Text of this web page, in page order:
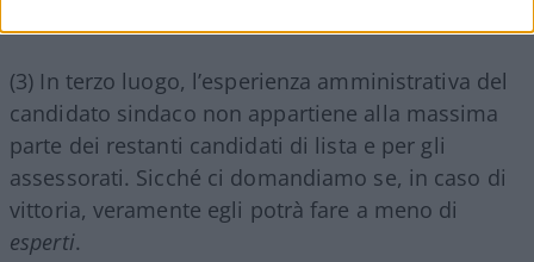
(3) In terzo luogo, l’esperienza amministrativa del
candidato sindaco non appartiene alla massima
parte dei restanti candidati di lista e per gli
assessorati. Sicché ci domandiamo se, in caso di
vittoria, veramente egli potrà fare a meno di
esperti.